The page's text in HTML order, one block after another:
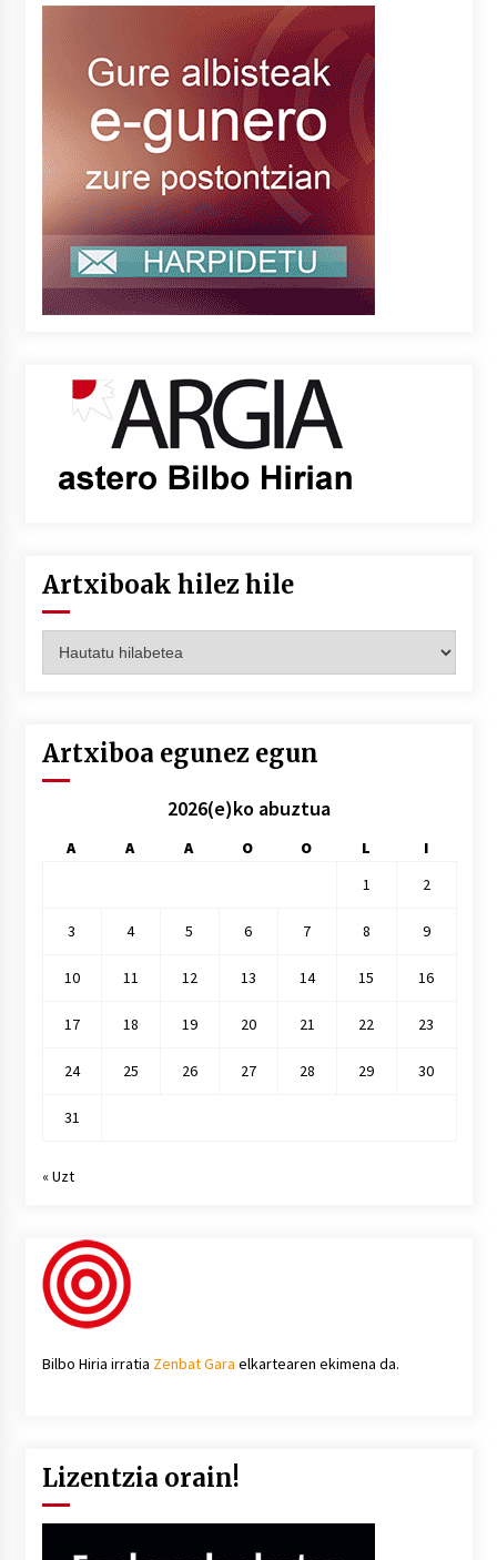
Artxiboak hilez hile
hilez
Artxiboa egunez egun
2026(e)ko abuztua
A A A O O L
I
1
2
3 4 5 6 7 8 9
10 11 12 13 14 15 16
17 18 19 20 21 22 23
24 25 26 27 28 29 30
31
« Uzt
Bilbo Hiria irratia Zenbat Gara elkartearen ekimena da.
Lizentzia orain!